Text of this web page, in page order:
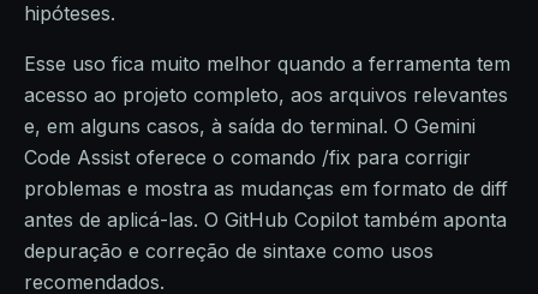
hipóteses.
Esse uso fica muito melhor quando a ferramenta tem
acesso ao projeto completo, aos arquivos relevantes
e, em alguns casos, à saída do terminal. O Gemini
Code Assist oferece o comando /fix para corrigir
problemas e mostra as mudanças em formato de diff
antes de aplicá-las. O GitHub Copilot também aponta
depuração e correção de sintaxe como usos
recomendados.